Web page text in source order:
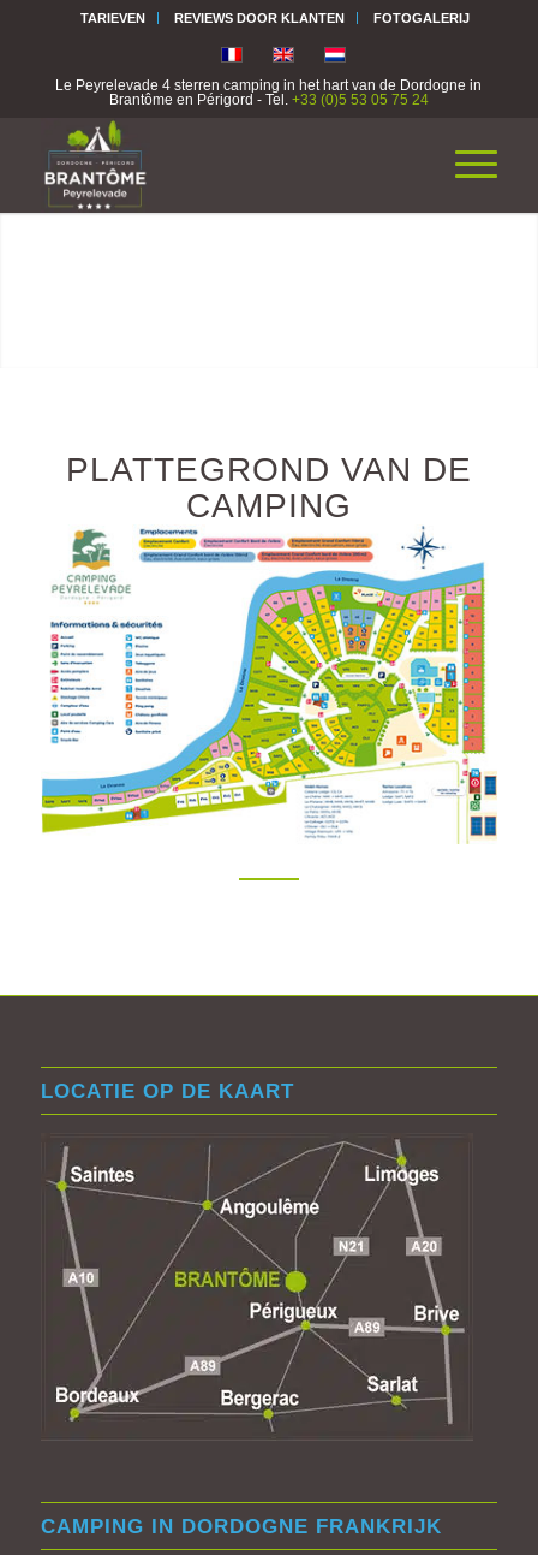
TARIEVEN REVIEWS DOOR KLANTEN FOTOGALERIJ
Le Peyrelevade 4 sterren camping in het hart van de Dordogne in
Brantôme en Périgord - Tel. +33 (0)5 53 05 75 24
PLATTEGROND VAN DE
CAMPING
LOCATIE OP DE KAART
CAMPING IN DORDOGNE FRANKRIJK